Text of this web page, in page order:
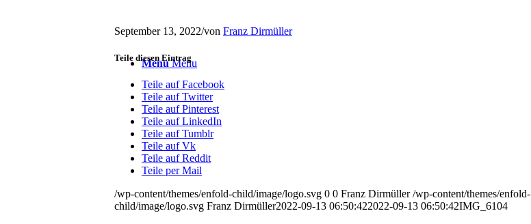
Menu Menu
September 13, 2022/von Franz Dirmüller
Teile diesen Eintrag
Teile auf Facebook
Teile auf Twitter
Teile auf Pinterest
Teile auf LinkedIn
Teile auf Tumblr
Teile auf Vk
Teile auf Reddit
Teile per Mail
/wp-content/themes/enfold-child/image/logo.svg 0 0 Franz Dirmüller /wp-content/themes/enfold-
child/image/logo.svg Franz Dirmüller2022-09-13 06:50:422022-09-13 06:50:42IMG_6104